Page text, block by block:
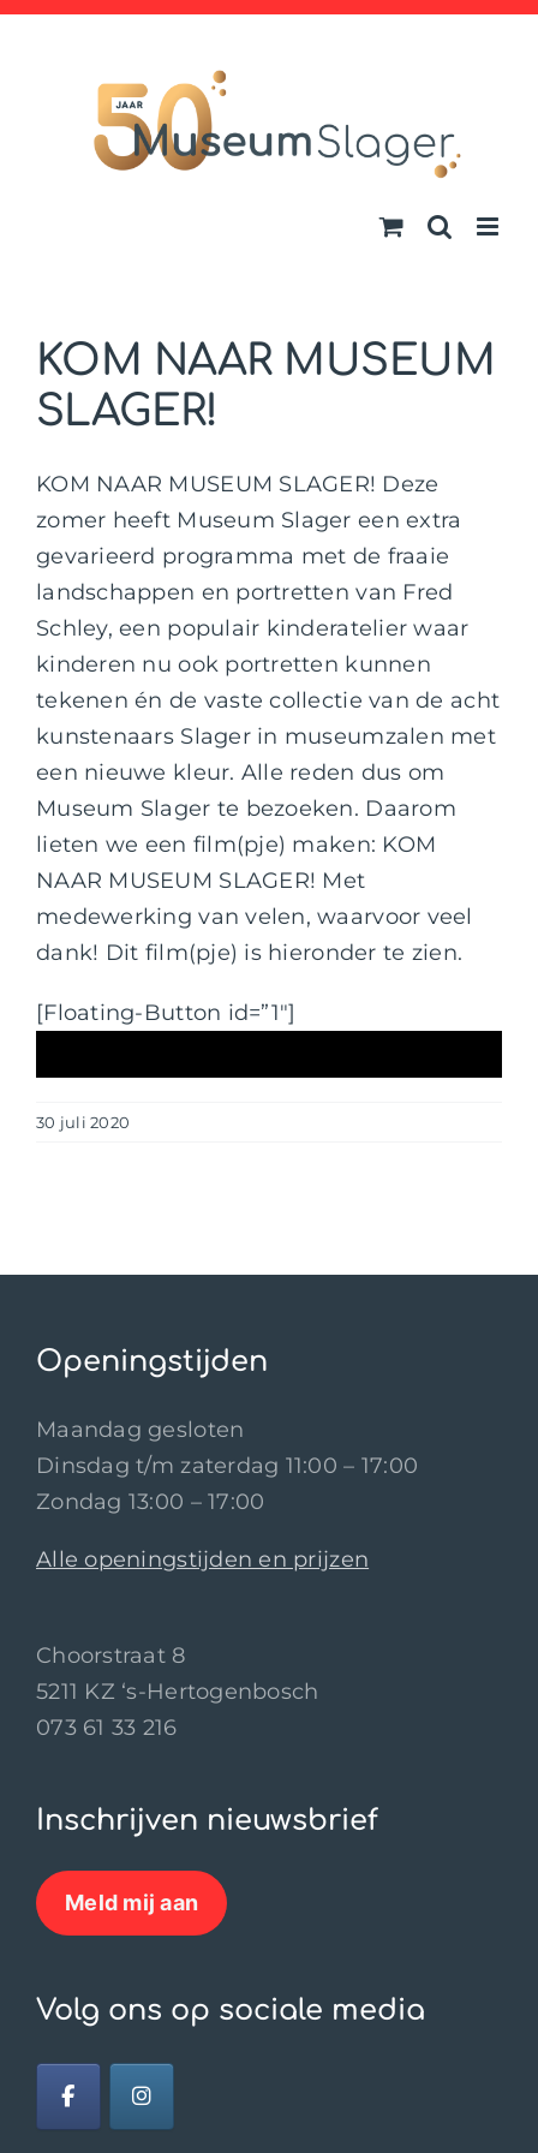
Ga
KOM NAAR MUSEUM
SLAGER!
KOM NAAR MUSEUM SLAGER! Deze
zomer heeft Museum Slager een extra
gevarieerd programma met de fraaie
landschappen en portretten van Fred
Schley, een populair kinderatelier waar
kinderen nu ook portretten kunnen
tekenen én de vaste collectie van de acht
kunstenaars Slager in museumzalen met
een nieuwe kleur. Alle reden dus om
Museum Slager te bezoeken. Daarom
lieten we een film(pje) maken: KOM
NAAR MUSEUM SLAGER! Met
medewerking van velen, waarvoor veel
dank! Dit film(pje) is hieronder te zien.
[Floating-Button id=”1″]
30 juli 2020
Openingstijden
Maandag gesloten
Dinsdag t/m zaterdag 11:00 – 17:00
Zondag 13:00 – 17:00
Alle openingstijden en prijzen
Choorstraat 8
5211 KZ ‘s-Hertogenbosch
073 61 33 216
Inschrijven nieuwsbrief
Meld mij aan
Volg ons op sociale media